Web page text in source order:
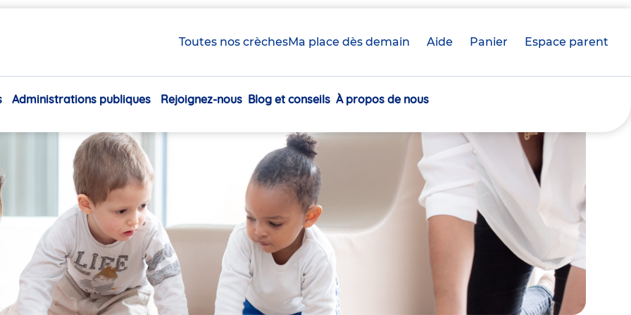
Toutes nos crèchesMa place dès demain Aide Panier crèche(s)
Espace parent
Navigation
Administrations publiques Rejoignez-nous Blog et conseils À propos de nous